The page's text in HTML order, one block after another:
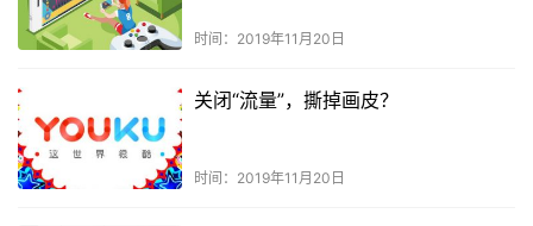
时间：2019年11月20日
关闭“流量”，撕掉画皮？
时间：2019年11月20日